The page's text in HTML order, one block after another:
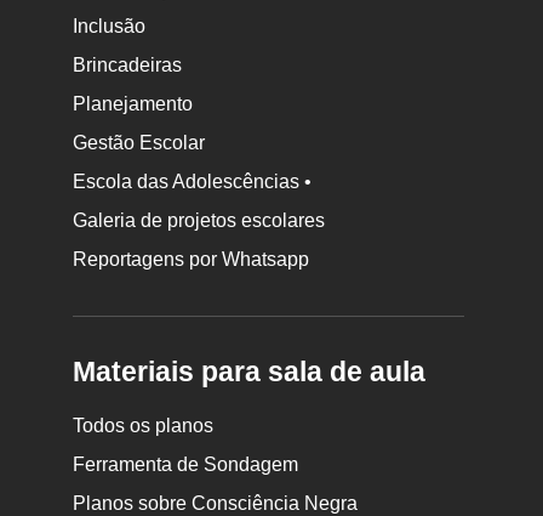
Inclusão
Brincadeiras
Planejamento
Gestão Escolar
Escola das Adolescências •
Galeria de projetos escolares
Reportagens por Whatsapp
Materiais para sala de aula
Todos os planos
Ferramenta de Sondagem
Planos sobre Consciência Negra